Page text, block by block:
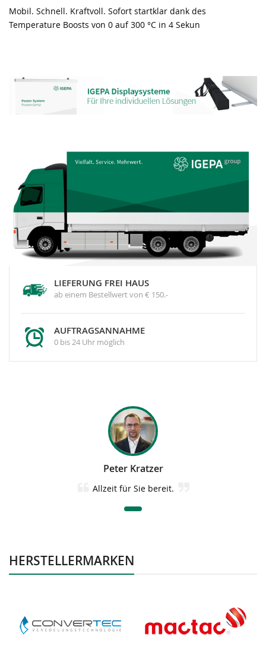
Mobil. Schnell. Kraftvoll. Sofort startklar dank des
Temperature Boosts von 0 auf 300 °C in 4 Sekun
LIEFERUNG FREI HAUS
ab einem Bestellwert von € 150.-
AUFTRAGSANNAHME
0 bis 24 Uhr möglich
Peter Kratzer
Allzeit für Sie bereit.
HERSTELLERMARKEN